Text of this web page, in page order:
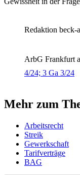
Redaktion beck-
ArbG Frankfurt
4/24; 3 Ga 3/24
Mehr zum
Arbeitsrecht
Streik
Gewerkschaft
Tarifverträge
BAG